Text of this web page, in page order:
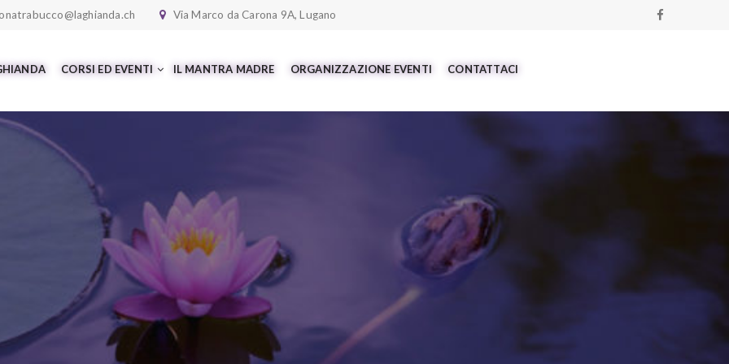
Via Marco da Carona 9A, Lugano
CORSI ED EVENTI IL MANTRA MADRE ORGANIZZAZIONE EVENTI CONTATTACI